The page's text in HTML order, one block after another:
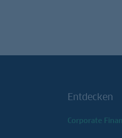
Entdecken
Corporate